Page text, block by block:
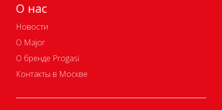
О нас
Новости
О Major
О бренде Progasi
Контакты в Москве